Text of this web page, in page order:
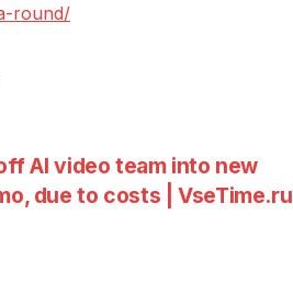
round/
AI video team into new
due to costs | VseTime.ru